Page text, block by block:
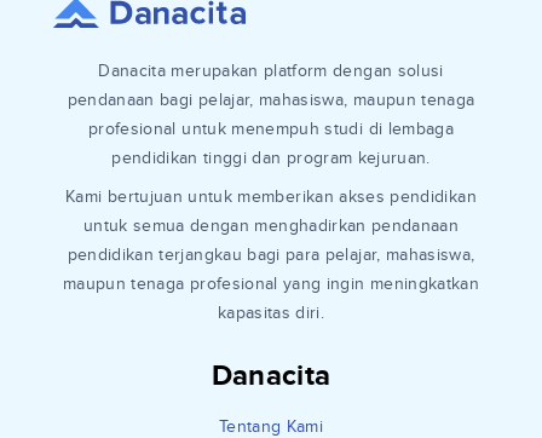
Danacita
Tentang Kami
Danacita merupakan platform dengan solusi
pendanaan bagi pelajar, mahasiswa, maupun tenaga
profesional untuk menempuh studi di lembaga
pendidikan tinggi dan program kejuruan.
Kami bertujuan untuk memberikan akses pendidikan
untuk semua dengan menghadirkan pendanaan
pendidikan terjangkau bagi para pelajar, mahasiswa,
maupun tenaga profesional yang ingin meningkatkan
kapasitas diri.